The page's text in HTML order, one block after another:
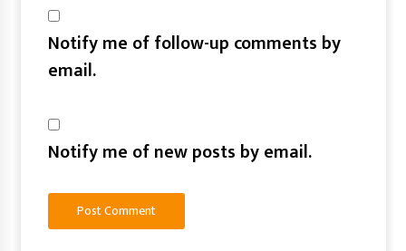
Notify me of follow-up comments by
email.
Notify me of new posts by email.